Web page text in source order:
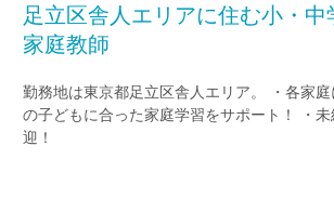
足立区舎人エリアに住む小・中
家庭教師
勤務地は東京都足立区舎人エリア。 ・各家
の子どもに合った家庭学習をサポート！ ・
迎！